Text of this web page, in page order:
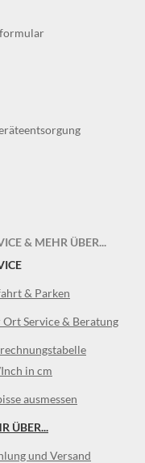
& MEHR ÜBER...
& Parken
Ort Service & Beratung
in cm
ausmessen
ÜBER...
und Versand